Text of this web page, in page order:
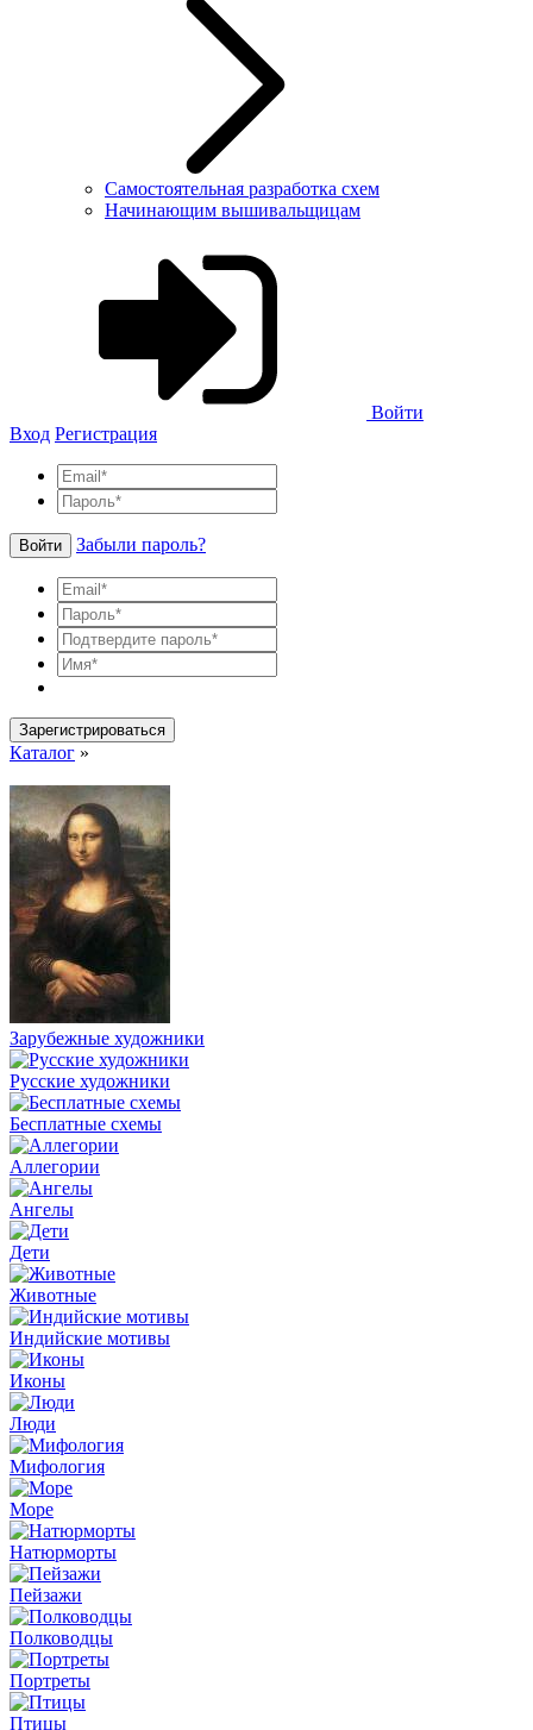
Самостоятельная разработка схем
Начинающим вышивальщицам
Войти
Вход Регистрация
Войти Забыли пароль?
Зарегистрироваться
Каталог »
Зарубежные художники
Русские художники
Бесплатные схемы
Аллегории
Ангелы
Дети
Животные
Индийские мотивы
Иконы
Люди
Мифология
Море
Натюрморты
Пейзажи
Полководцы
Портреты
Птицы